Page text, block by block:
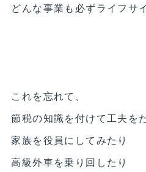
どんな事業も必ずライフサ
これを忘れて、
節税の知識を付けて工夫を
家族を役員にしてみたり
高級外車を乗り回したり